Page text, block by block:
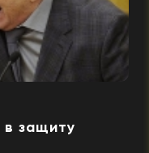
в защиту